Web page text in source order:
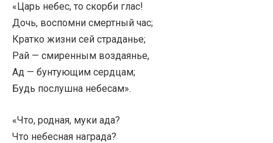
«Царь небес, то скорби глас!
Дочь, воспомни смертный час;
Кратко жизни сей страданье;
Рай — смиренным воздаянье,
Ад — бунтующим сердцам;
Будь послушна небесам».
«Что, родная, муки ада?
Что небесная награда?